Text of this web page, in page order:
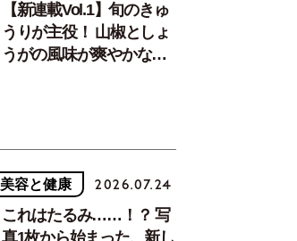
【新連載Vol.1】旬のきゅ
うりが主役！ 山椒としょ
うがの風味が爽やかな、
美容と健康 2026.07.24
これはたるみ……！？ 写
真1枚から始まった、新し